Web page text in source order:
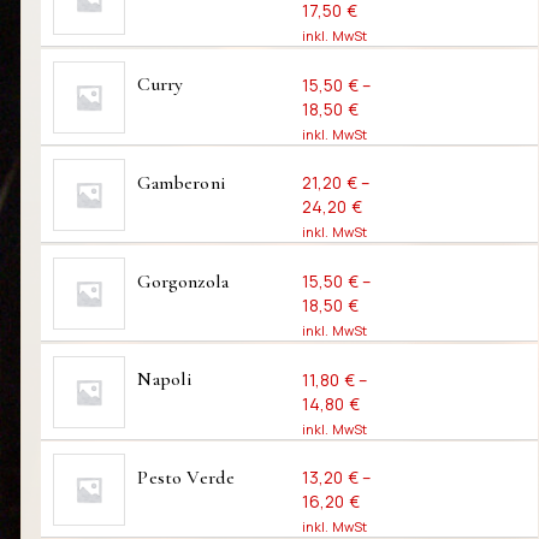
Dieses
Produkt
weist
Varianten
Optionen
können
der
Produktseite
gewählt
werden
17,50 €
inkl. MwSt
inkl. MwSt.
zzgl.Versandkosten
Dieses
Produkt
weist
Varianten
Optionen
können
der
Produktseite
gewählt
werden
Curry 15,50 €–
18,50 €
inkl. MwSt
inkl. MwSt.
zzgl.Versandkosten
Dieses
Produkt
weist
Varianten
Optionen
können
der
Gamberoni 21,20 €–
24,20 €
inkl. MwSt
inkl. MwSt.
zzgl.Versandkosten
Dieses
Produkt
weist
Varianten
Optionen
Gorgonzola 15,50 €–
18,50 €
inkl. MwSt
inkl. MwSt.
zzgl.Versandkosten
Dieses
Produkt
weist
Napoli 11,80 €–
14,80 €
inkl. MwSt
inkl. MwSt.
zzgl.Versandkosten
Dieses
Pesto Verde 13,20 €–
16,20 €
inkl. MwSt